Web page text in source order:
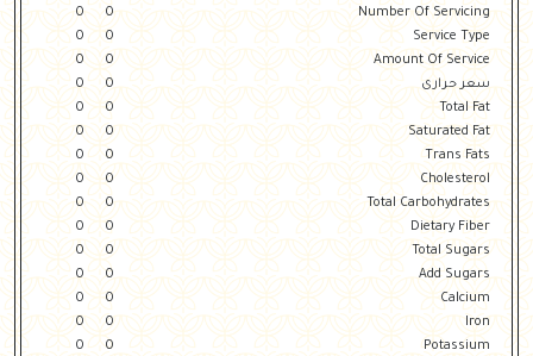
Number Of Servicing
0
0
Service Type
0
0
Amount Of Service
0
0
سعر حرارى
0
0
Total Fat
0
0
Saturated Fat
0
0
Trans Fats
0
0
Cholesterol
0
0
Total Carbohydrates
0
0
Dietary Fiber
0
0
Total Sugars
0
0
Add Sugars
0
0
Calcium
0
0
Iron
0
0
Potassium
0
0